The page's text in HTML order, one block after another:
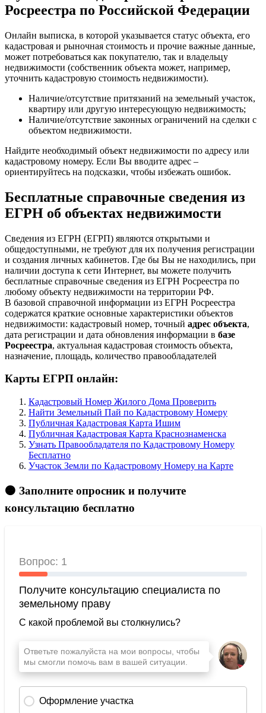
Росреестра по Российской Федерации
Онлайн выписка, в которой указывается статус объекта, его
кадастровая и рыночная стоимость и прочие важные данные,
может потребоваться как покупателю, так и владельцу
недвижимости (собственник объекта может, например,
уточнить кадастровую стоимость недвижимости).
Наличие/отсутствие притязаний на земельный участок,
квартиру или другую интересующую недвижимость;
Наличие/отсутствие законных ограничений на сделки с
объектом недвижимости.
Найдите необходимый объект недвижимости по адресу или
кадастровому номеру. Если Вы вводите адрес –
ориентируйтесь на подсказки, чтобы избежать ошибок.
Бесплатные справочные сведения из
ЕГРН об объектах недвижимости
Сведения из ЕГРН (ЕГРП) являются открытыми и
общедоступными, не требуют для их получения регистрации
и создания личных кабинетов. Где бы Вы не находились, при
наличии доступа к сети Интернет, вы можете получить
бесплатные справочные сведения из ЕГРН Росреестра по
любому объекту недвижимости на территории РФ.
В базовой справочной информации из ЕГРН Росреестра
содержатся краткие основные характеристики объектов
недвижимости: кадастровый номер, точный адрес объекта,
дата регистрации и дата обновления информации в базе
Росреестра, актуальная кадастровая стоимость объекта,
назначение, площадь, количество правообладателей
Карты ЕГРП онлайн:
Кадастровый Номер Жилого Дома Проверить
Найти Земельный Пай по Кадастровому Номеру
Публичная Кадастровая Карта Ишим
Публичная Кадастровая Карта Краснознаменска
Узнать Правообладателя по Кадастровому Номеру
Бесплатно
Участок Земли по Кадастровому Номеру на Карте
🟠 Заполните опросник и получите
консультацию бесплатно